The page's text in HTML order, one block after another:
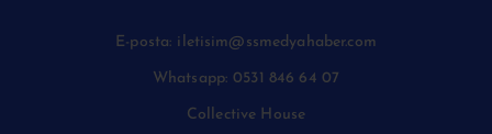
E-posta: iletisim@ssmedyahaber.com
Whatsapp: 0531 846 64 07
Collective House